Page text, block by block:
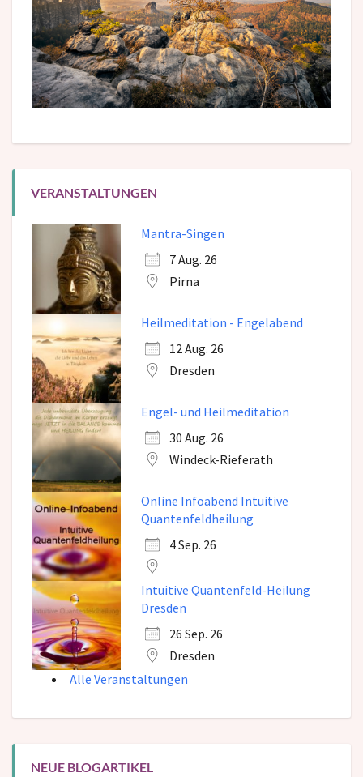
VERANSTALTUNGEN
Mantra-Singen
7 Aug. 26
Pirna
Heilmeditation - Engelabend
12 Aug. 26
Dresden
Engel- und Heilmeditation
30 Aug. 26
Windeck-Rieferath
Online Infoabend Intuitive
Quantenfeldheilung
4 Sep. 26
Intuitive Quantenfeld-Heilung
Dresden
26 Sep. 26
Dresden
Alle Veranstaltungen
NEUE BLOGARTIKEL